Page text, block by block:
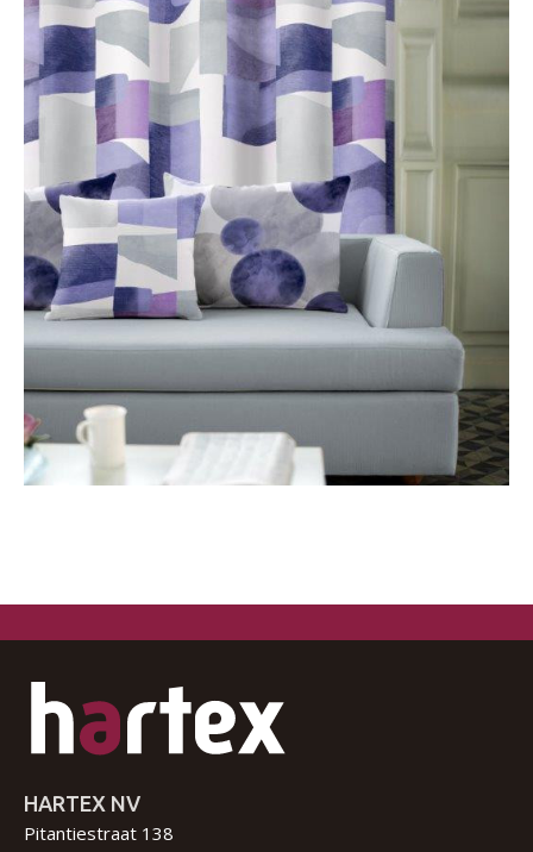
HARTEX NV
Pitantiestraat 138